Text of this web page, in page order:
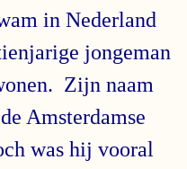
in Nederland
jongeman
Zijn naam
Amsterdamse
was hij vooral